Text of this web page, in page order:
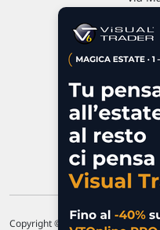
P.IVA
Copyright © 1996-2026 Traderlink